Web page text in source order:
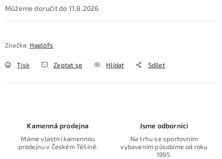
11.8.2026
Značka: Haglöfs
Tisk Zeptat se Hlídat Sdílet
Kamenná prodejna
Máme vlastní kamennou
prodejnu v Českém Těšíně.
Jsme odborníci
Na trhu se sportovním
vybavením působíme od roku
1995.